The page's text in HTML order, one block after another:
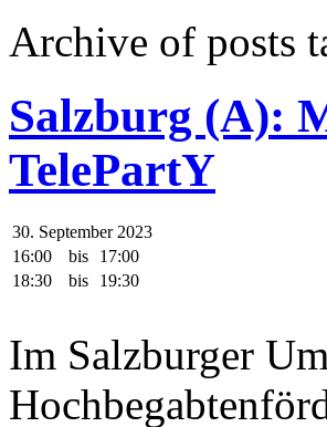
Archive of posts
Salzburg (A):
TelePartY
30. September 2023
16:00
bis
17:00
18:30
bis 19:30
Im Salzburger